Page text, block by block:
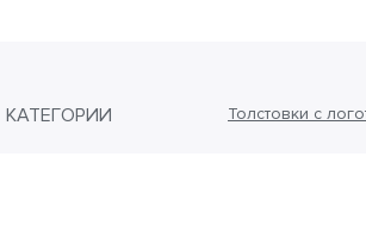
КАТЕГОРИИ Толстовки с